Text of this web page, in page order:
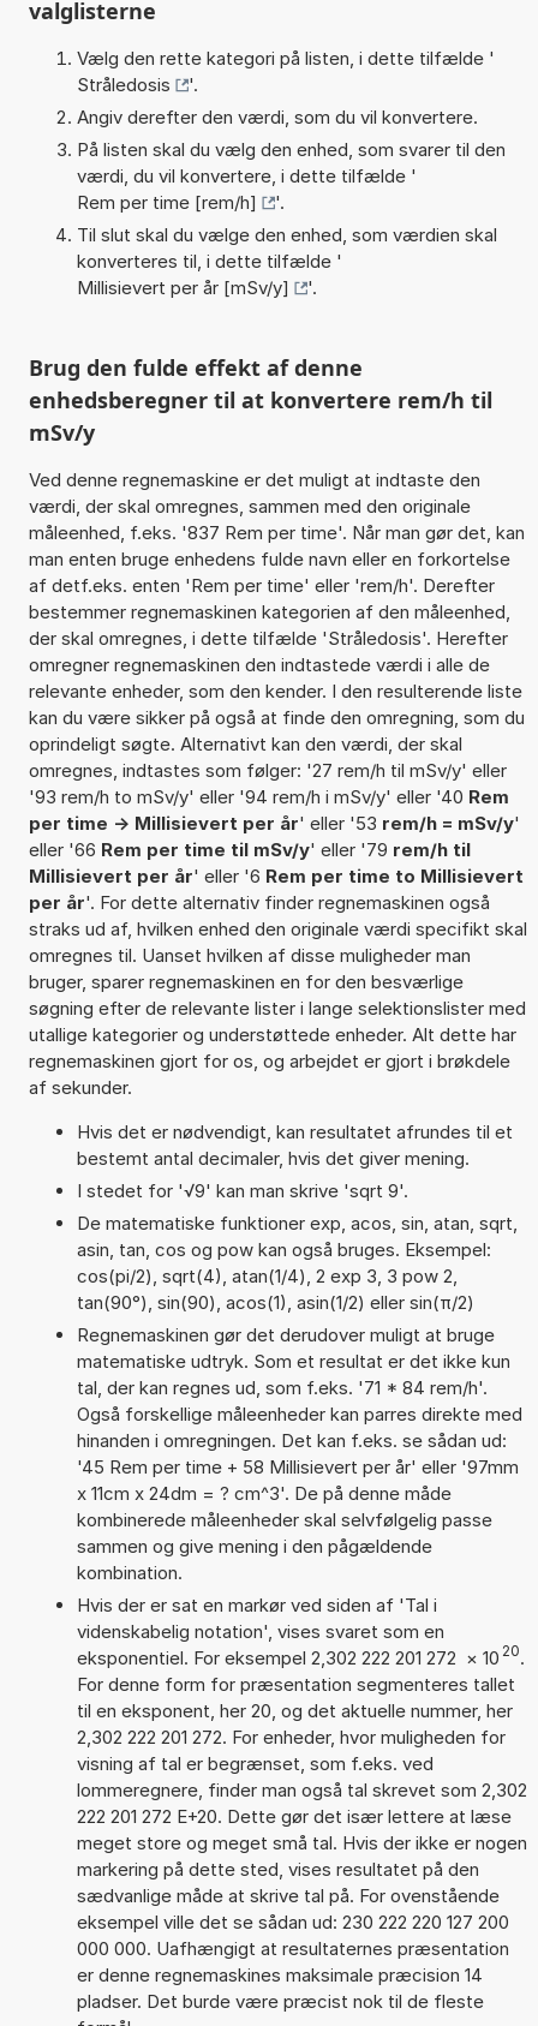
valglisterne
Vælg den rette kategori på listen, i dette tilfælde '
Stråledosis
'.
Angiv derefter den værdi, som du vil konvertere.
På listen skal du vælg den enhed, som svarer til den
værdi, du vil konvertere, i dette tilfælde '
Rem per time [rem/h]
'.
Til slut skal du vælge den enhed, som værdien skal
konverteres til, i dette tilfælde '
Millisievert per år [mSv/y]
'.
Brug den fulde effekt af denne
enhedsberegner til at konvertere rem/h til
mSv/y
Ved denne regnemaskine er det muligt at indtaste den
værdi, der skal omregnes, sammen med den originale
måleenhed, f.eks. '837 Rem per time'. Når man gør det, kan
man enten bruge enhedens fulde navn eller en forkortelse
af detf.eks. enten 'Rem per time' eller 'rem/h'. Derefter
bestemmer regnemaskinen kategorien af den måleenhed,
der skal omregnes, i dette tilfælde 'Stråledosis'. Herefter
omregner regnemaskinen den indtastede værdi i alle de
relevante enheder, som den kender. I den resulterende liste
kan du være sikker på også at finde den omregning, som du
oprindeligt søgte. Alternativt kan den værdi, der skal
omregnes, indtastes som følger: '27 rem/h til mSv/y' eller
'93 rem/h to mSv/y' eller '94 rem/h i mSv/y' eller '40 Rem
per time -> Millisievert per år' eller '53 rem/h = mSv/y'
eller '66 Rem per time til mSv/y' eller '79 rem/h til
Millisievert per år' eller '6 Rem per time to Millisievert
per år'. For dette alternativ finder regnemaskinen også
straks ud af, hvilken enhed den originale værdi specifikt skal
omregnes til. Uanset hvilken af disse muligheder man
bruger, sparer regnemaskinen en for den besværlige
søgning efter de relevante lister i lange selektionslister med
utallige kategorier og understøttede enheder. Alt dette har
regnemaskinen gjort for os, og arbejdet er gjort i brøkdele
af sekunder.
Hvis det er nødvendigt, kan resultatet afrundes til et
bestemt antal decimaler, hvis det giver mening.
I stedet for '√9' kan man skrive 'sqrt 9'.
De matematiske funktioner exp, acos, sin, atan, sqrt,
asin, tan, cos og pow kan også bruges. Eksempel:
cos(pi/2), sqrt(4), atan(1/4), 2 exp 3, 3 pow 2,
tan(90°), sin(90), acos(1), asin(1/2) eller sin(π/2)
Regnemaskinen gør det derudover muligt at bruge
matematiske udtryk. Som et resultat er det ikke kun
tal, der kan regnes ud, som f.eks. '71 * 84 rem/h'.
Også forskellige måleenheder kan parres direkte med
hinanden i omregningen. Det kan f.eks. se sådan ud:
'45 Rem per time + 58 Millisievert per år' eller '97mm
x 11cm x 24dm = ? cm^3'. De på denne måde
kombinerede måleenheder skal selvfølgelig passe
sammen og give mening i den pågældende
kombination.
Hvis der er sat en markør ved siden af 'Tal i
videnskabelig notation', vises svaret som en
eksponentiel. For eksempel 2,302 222 201 272 × 10 20.
For denne form for præsentation segmenteres tallet
til en eksponent, her 20, og det aktuelle nummer, her
2,302 222 201 272. For enheder, hvor muligheden for
visning af tal er begrænset, som f.eks. ved
lommeregnere, finder man også tal skrevet som 2,302
222 201 272 E+20. Dette gør det især lettere at læse
meget store og meget små tal. Hvis der ikke er nogen
markering på dette sted, vises resultatet på den
sædvanlige måde at skrive tal på. For ovenstående
eksempel ville det se sådan ud: 230 222 220 127 200
000 000. Uafhængigt at resultaternes præsentation
er denne regnemaskines maksimale præcision 14
pladser. Det burde være præcist nok til de fleste